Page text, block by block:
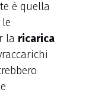
è quella
la ricarica